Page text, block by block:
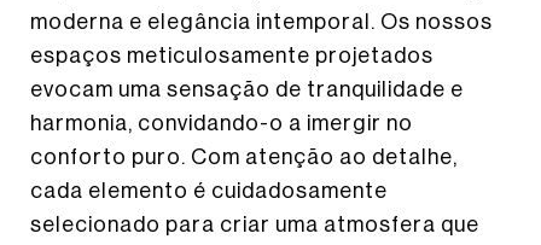
moderna e elegância intemporal. Os nossos
espaços meticulosamente projetados
evocam uma sensação de tranquilidade e
harmonia, convidando-o a imergir no
conforto puro. Com atenção ao detalhe,
cada elemento é cuidadosamente
selecionado para criar uma atmosfera que